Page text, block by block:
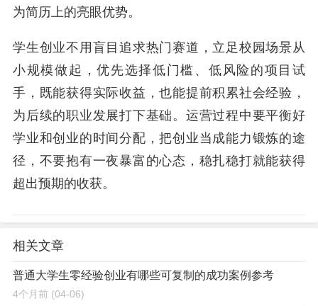
为简历上的亮眼优势。
学生创业不用盲目追求热门赛道，立足校园场景从
小规模做起，优先选择低门槛、低风险的项目试
手，既能获得实际收益，也能提前积累社会经验，
为后续的职业发展打下基础。运营过程中要平衡好
学业和创业的时间分配，把创业当成能力锻炼的途
径，不要抱有一夜暴富的心态，稳扎稳打就能获得
超出预期的收获。
相关文章
普通大学生零经验创业有哪些可复制的成功案例参考
4个月前 (04-06)